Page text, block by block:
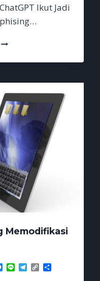
Ikut Jadi
JADI
KORBAN
Memodifikasi
Messenger
Line Telegram
Copy
Link